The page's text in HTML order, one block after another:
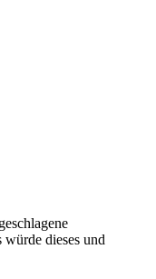
dieses und